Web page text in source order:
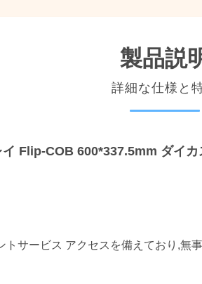
製品説
詳細な仕様と
Flip-COB 600*337.5mm ダイ
トサービス アクセスを備えており,